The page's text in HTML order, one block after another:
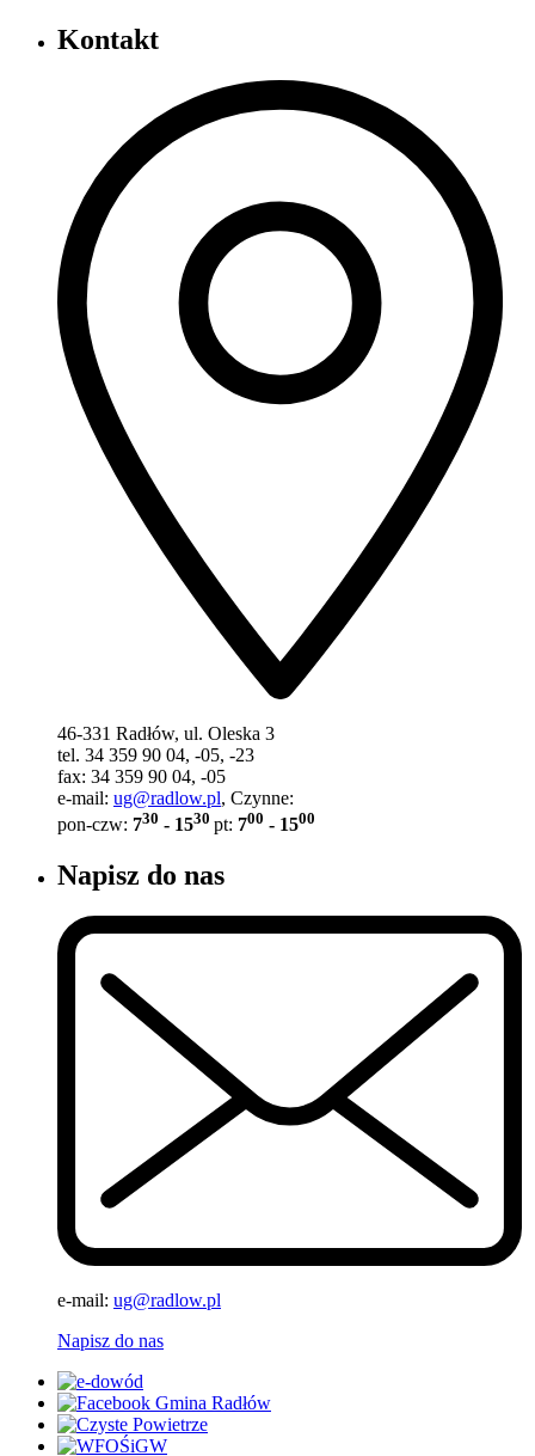
Kontakt
46-331 Radłów, ul. Oleska 3
tel. 34 359 90 04, -05, -23
fax: 34 359 90 04, -05
e-mail: ug@radlow.pl, Czynne:
pon-czw: 730 - 1530 pt: 700 - 1500
Napisz do nas
e-mail: ug@radlow.pl
Napisz do nas